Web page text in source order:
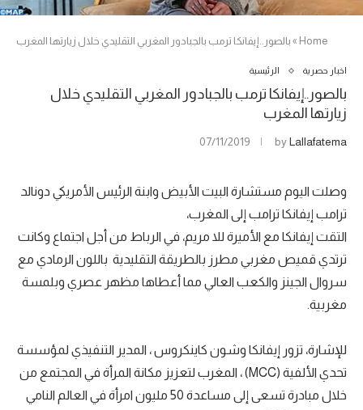
Home
» بالصور..إيفانكا ترمب بالجبادور المغربي التقليدي خلال زيارتها المغرب
اخبار حصرية الرئيسية
بالصور..إيفانكا ترمب بالجبادور المغربي التقليدي خلال
زيارتها المغرب
byLallafatema
07/11/2019
وصلت اليوم مستشارة البيت الأبيض وابنة الرئيس الأمريكي دونالد
ترامب إيفانكا ترامب إلى المغرب،
التقت إيفانكا مع الأميرة للا مريم، في الرباط من أجل اجتماع وكانت
ترتدي قميص مغربي مطرز بالطريقة التقليدية باللون الرمادي مع
سروال الجينز والكعب العالي مما أعطاها مظهر عصري وبلمسة
مغربية.
للإشارة، تزور إيفانكا وشون كاينكروس ، المدير التنفيذي لمؤسسة
تحدي الألفية (MCC) ، المغرب لتعزيز مكانة المرأة في المجتمع من
خلال مبادرة تسعى إلى مساعدة 50 مليون امرأة في العالم النامي